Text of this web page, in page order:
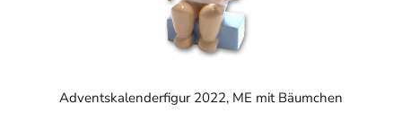
Adventskalenderfigur 2022, ME mit Bäumchen